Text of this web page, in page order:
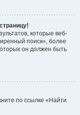
которые веб-
поиск», более
он должен быть
по ссылке «Найти